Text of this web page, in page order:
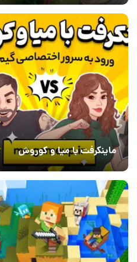
ماینکرفت با میا و کوروش
7
30 دی 1403